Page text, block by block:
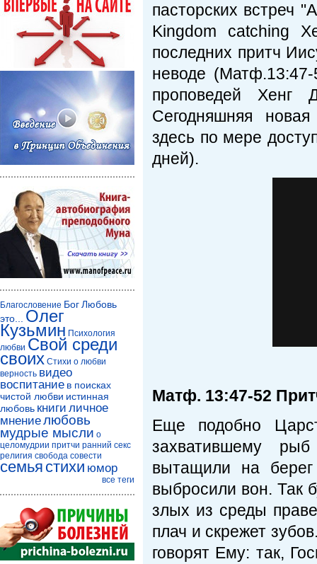
пасторских встреч
Kingdom catching
последних притч
неводе
проповедей
Сегодняшняя
здесь по мере
дней).
Матф. 13:47-52
Еще подобно
захватившему
вытащили на
выбросили вон. Так
злых из среды
плач и скрежет
говорят Ему: так,
Благословение БогЛюбовь
это...
Олег
Кузьмин Психология
любви Свой среди
своих Стихи о любви
верность видео
воспитание в поисках
чистой любви истинная
любовь книги личное
мнениелюбовь
мудрые мысли о
целомудрии притчи ранний секс
религия свобода совести
семья стихи юмор
все теги